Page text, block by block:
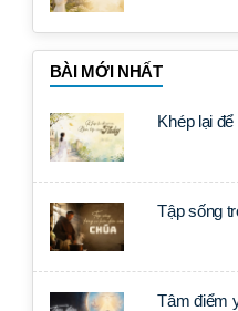
BÀI MỚI NHẤT
Khép lại
Tập sống
Tâm điểm